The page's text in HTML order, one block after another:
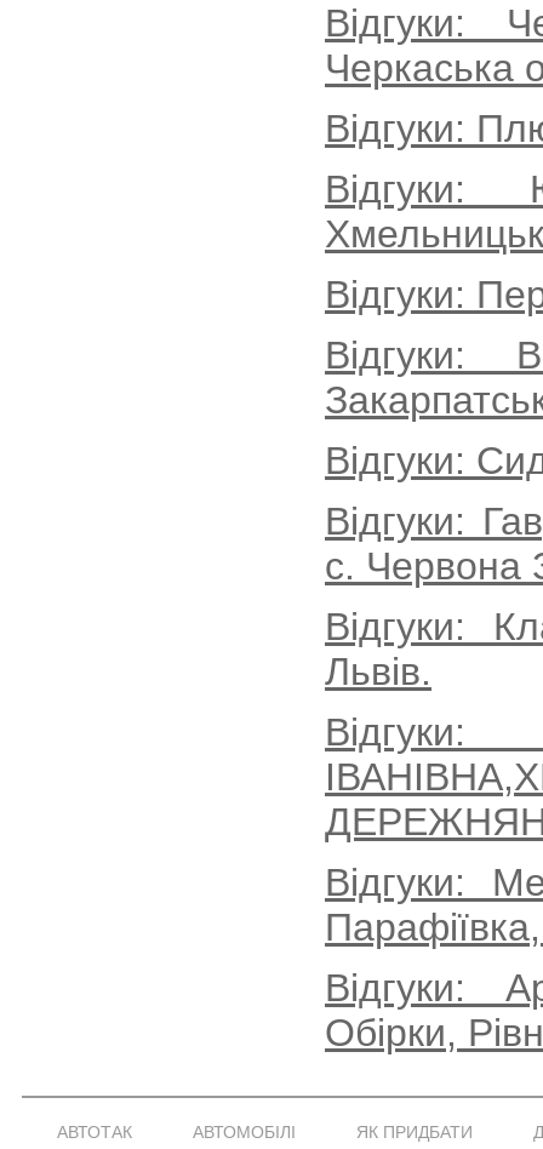
Відгуки:
Черкаська
Відгуки:
Відгуки:
Відгуки:
Відгуки:
Відгуки:
с. Червона
Відгуки:
Львів.
Відгуки:
Відгуки:
Обірки,
АВТОТАК АВТОМОБІЛІ ЯК ПРИДБАТИ